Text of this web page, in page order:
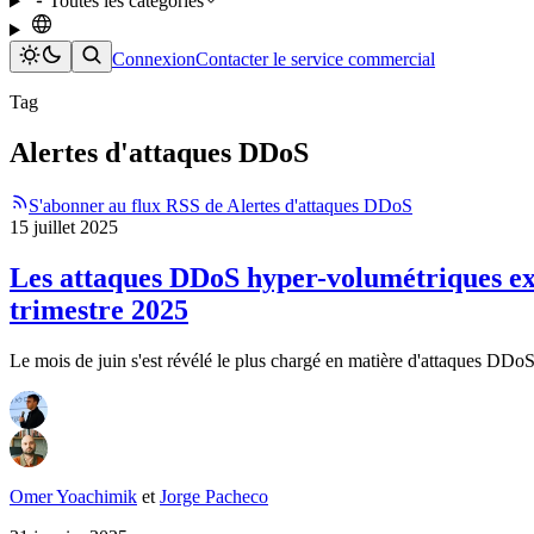
ConnexionContacter le service commercial
Tag
Alertes d'attaques DDoS
S'abonner au flux RSS de Alertes d'attaques DDoS
15 juillet 2025
Les attaques DDoS hyper-volumétriques
trimestre 2025
Le mois de juin s'est révélé le plus chargé en matière d'attaques
Omer Yoachimik et Jorge Pacheco